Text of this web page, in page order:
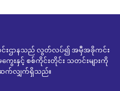
သတင်းဌာနသည် လွတ်လပ်၍ အမှီအခိုကင်း
မကွေးနှင့် စစ်ကိုင်းတိုင်း သတင်းများကို
က်လျှက်ရှိသည်။